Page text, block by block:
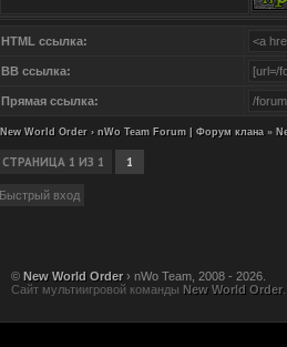
HTML ссылка:
BB ссылка:
Прямая ссылка:
New World Order › nWo Team Forum | Форум клана »
СТРАНИЦА 1 ИЗ 1 1
© New World Order› nWo Team, 2008 - 2026.
Сайт мультиигровой команды New World Order.